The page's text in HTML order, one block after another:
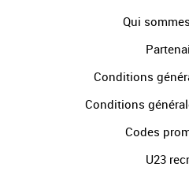
Qui
Conditions
Conditions
Codes
U23